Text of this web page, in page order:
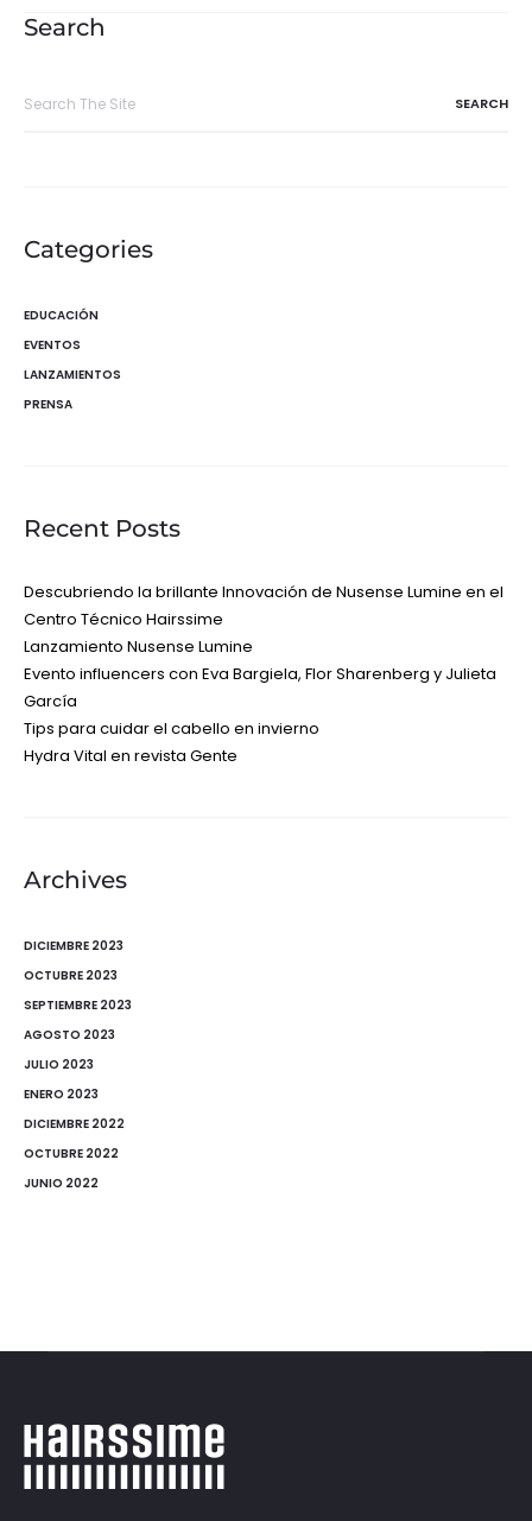
entradas
Search
Categories
EDUCACIÓN
EVENTOS
LANZAMIENTOS
PRENSA
Recent Posts
Descubriendo la brillante Innovación de Nusense Lumine en el
Centro Técnico Hairssime
Lanzamiento Nusense Lumine
Evento influencers con Eva Bargiela, Flor Sharenberg y Julieta
García
Tips para cuidar el cabello en invierno
Hydra Vital en revista Gente
Archives
DICIEMBRE 2023
OCTUBRE 2023
SEPTIEMBRE 2023
AGOSTO 2023
JULIO 2023
ENERO 2023
DICIEMBRE 2022
OCTUBRE 2022
JUNIO 2022